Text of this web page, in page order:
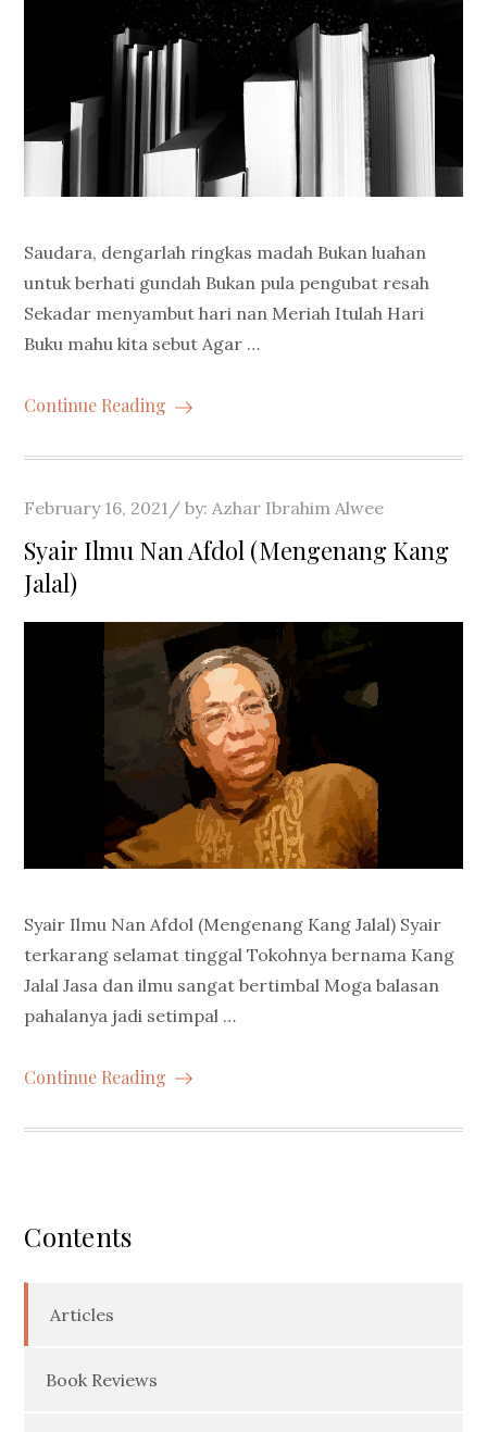
Saudara, dengarlah ringkas madah Bukan luahan
untuk berhati gundah Bukan pula pengubat resah
Sekadar menyambut hari nan Meriah Itulah Hari
Buku mahu kita sebut Agar …
Continue Reading
Posted
February 16, 2021 by: Azhar Ibrahim Alwee
Syair Ilmu Nan Afdol (Mengenang Kang
Jalal)
Syair Ilmu Nan Afdol (Mengenang Kang Jalal) Syair
terkarang selamat tinggal Tokohnya bernama Kang
Jalal Jasa dan ilmu sangat bertimbal Moga balasan
pahalanya jadi setimpal …
Continue Reading
Contents
Articles
Book Reviews